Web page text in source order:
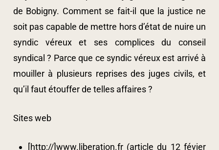
de Bobigny. Comment se fait-il que la justice ne
soit pas capable de mettre hors d’état de nuire un
syndic véreux et ses complices du conseil
syndical ? Parce que ce syndic véreux est arrivé à
mouiller à plusieurs reprises des juges civils, et
qu’il faut étouffer de telles affaires ?
Sites web
[http://]www.liberation.fr (article du 12 févier